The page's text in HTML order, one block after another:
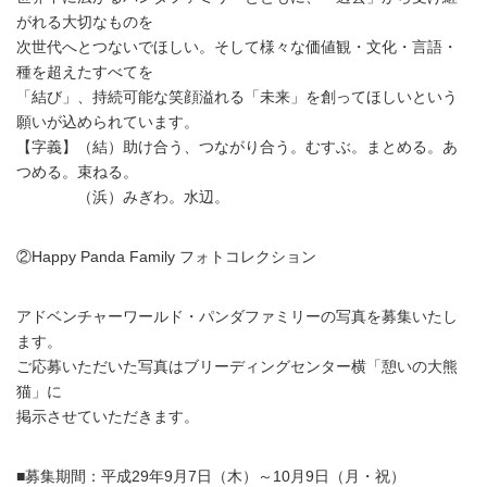
がれる大切なものを
次世代へとつないでほしい。そして様々な価値観・文化・言語・
種を超えたすべてを
「結び」、持続可能な笑顔溢れる「未来」を創ってほしいという
願いが込められています。
【字義】（結）助け合う、つながり合う。むすぶ。まとめる。あ
つめる。束ねる。
（浜）みぎわ。水辺。
②Happy Panda Family フォトコレクション
アドベンチャーワールド・パンダファミリーの写真を募集いたし
ます。
ご応募いただいた写真はブリーディングセンター横「憩いの大熊
猫」に
掲示させていただきます。
■募集期間：平成29年9月7日（木）～10月9日（月・祝）